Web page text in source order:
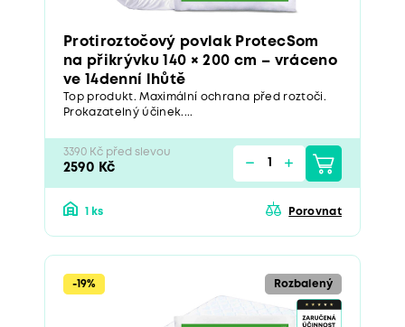
Protiroztočový povlak ProtecSom
na přikrývku 140 × 200 cm – vráceno
ve 14denní lhůtě
Top produkt. Maximální ochrana před roztoči.
Prokazatelný účinek....
3390 Kč před slevou
2590 Kč
1 ks Porovnat
Rozbalený
-19%